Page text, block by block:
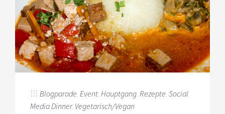
Blogparade Event Hauptgang Rezepte Social
Media Dinner, Vegetarisch/Vegan